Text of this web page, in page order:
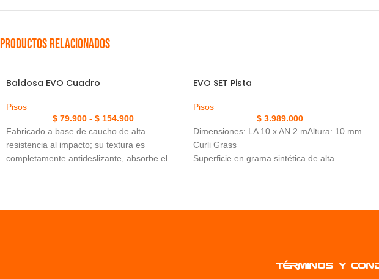
Productos relacionados
Baldosa EVO Cuadro
Pisos
$ 79.900 - $ 154.900
Fabricado a base de caucho de alta
resistencia al impacto; su textura es
completamente antideslizante, absorbe el
realizas ejercicio. Se vende por metro
EVO SET Pista
Pisos
$ 3.989.000
Dimensiones: LA 10 x AN 2 mAltura: 10 mm
Curli Grass
Superficie en grama sintética de alta
Ideal para crossfit, gym, atletismo y
Términos y